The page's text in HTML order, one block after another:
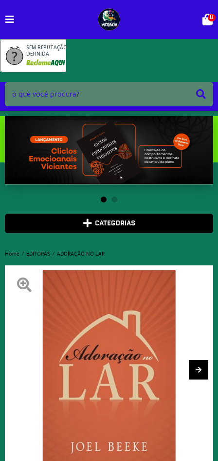
SEM REPUTAÇÃO
DEFINIDA
0
CATEGORIAS
Home EDITORAS ADORAÇÃO NO LAR